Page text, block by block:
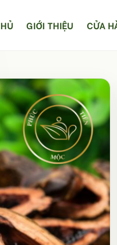
GIỚI THIỆU CỬA